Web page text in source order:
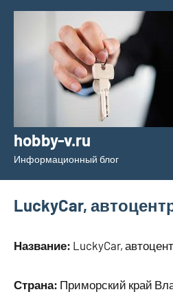
Перейти
содержимому
hobby-v.ru
Информационный блог
LuckyCar,
Название: LuckyCar,
Страна: Приморский край